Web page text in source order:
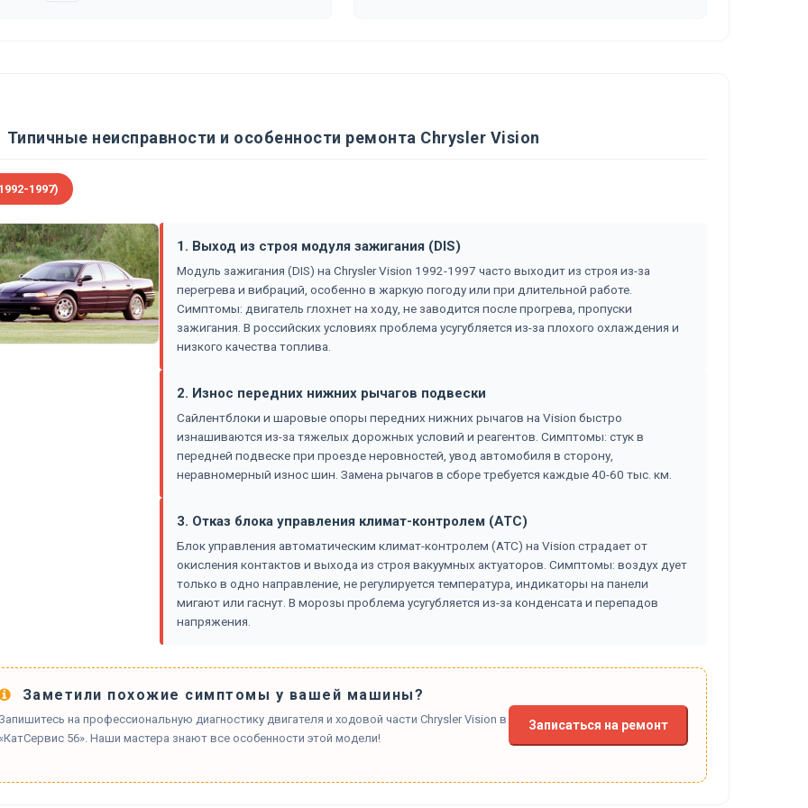
Типичные неисправности и особенности ремонта Chrysler Vision
1997)
1. Выход из строя модуля зажигания (DIS)
Модуль зажигания (DIS) на Chrysler Vision 1992-1997 часто выходит из строя из-за
перегрева и вибраций, особенно в жаркую погоду или при длительной работе.
Симптомы: двигатель глохнет на ходу, не заводится после прогрева, пропуски
зажигания. В российских условиях проблема усугубляется из-за плохого охлаждения и
низкого качества топлива.
2. Износ передних нижних рычагов подвески
Сайлентблоки и шаровые опоры передних нижних рычагов на Vision быстро
изнашиваются из-за тяжелых дорожных условий и реагентов. Симптомы: стук в
передней подвеске при проезде неровностей, увод автомобиля в сторону,
неравномерный износ шин. Замена рычагов в сборе требуется каждые 40-60 тыс. км.
3. Отказ блока управления климат-контролем (ATC)
Блок управления автоматическим климат-контролем (ATC) на Vision страдает от
окисления контактов и выхода из строя вакуумных актуаторов. Симптомы: воздух дует
только в одно направление, не регулируется температура, индикаторы на панели
мигают или гаснут. В морозы проблема усугубляется из-за конденсата и перепадов
напряжения.
Заметили похожие симптомы у вашей машины?
на профессиональную диагностику двигателя и ходовой части Chrysler Vision в
56». Наши мастера знают все особенности этой модели!
Записаться на ремонт